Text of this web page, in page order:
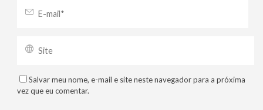
Salvar meu nome, e-mail e site neste navegador para a próxima
vez que eu comentar.